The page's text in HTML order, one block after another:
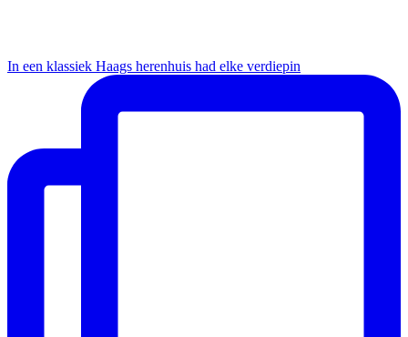
In een klassiek Haags herenhuis had elke verdiepin